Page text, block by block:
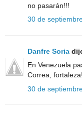
no pasarán!!!
30 de
Danfre Soria
En Venezuela
Correa,
30 de